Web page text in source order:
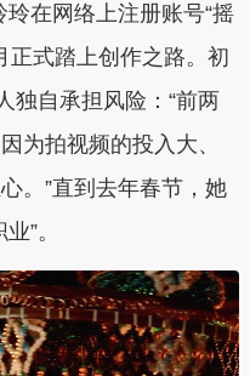
在网络上注册账号“摇
正式踏上创作之路。初
独自承担风险：“前两
为拍视频的投入大、
。”直到去年春节，她
”。